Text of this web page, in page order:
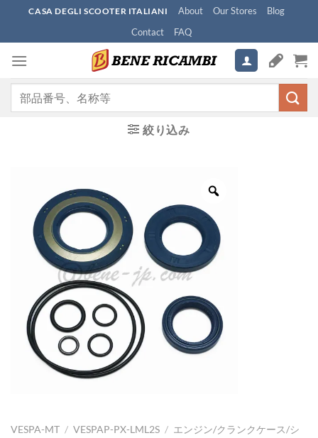
content
CASA DEGLI SCOOTER ITALIANI About Our Stores
Blog
Contact
FAQ
絞り込み
VESPA-MT / VESPAP-PX-LML2S / エンジン/クランクケース/シ